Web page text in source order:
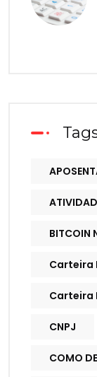
BITCOIN
Carteira
Carteira
CNPJ
COMO